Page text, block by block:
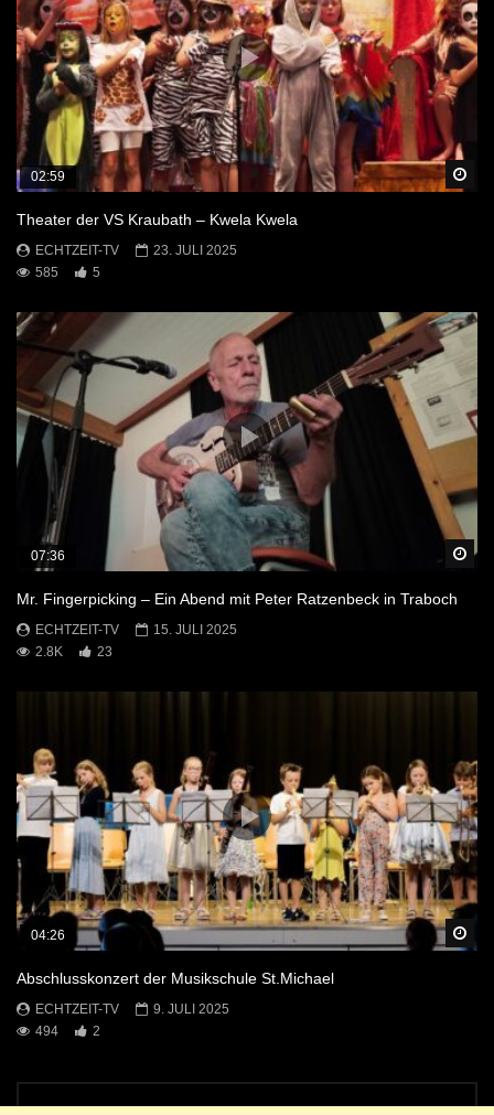
02:59
Theater der VS Kraubath – Kwela Kwela
ECHTZEIT-TV
23. JULI 2025
585
5
07:36
Mr. Fingerpicking – Ein Abend mit Peter Ratzenbeck in Traboch
ECHTZEIT-TV
15. JULI 2025
2.8K
23
04:26
Abschlusskonzert der Musikschule St.Michael
ECHTZEIT-TV
9. JULI 2025
494
2